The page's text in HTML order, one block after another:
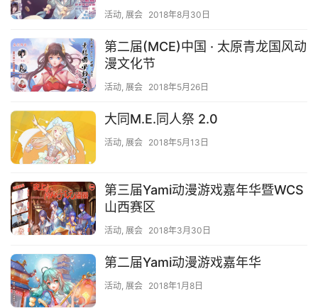
活动, 展会 2018年8月30日
第二届(MCE)中国 · 太原青龙国风动
漫文化节
活动, 展会 2018年5月26日
大同M.E.同人祭 2.0
活动, 展会 2018年5月13日
第三届Yami动漫游戏嘉年华暨WCS
山西赛区
活动, 展会 2018年3月30日
第二届Yami动漫游戏嘉年华
活动, 展会 2018年1月8日